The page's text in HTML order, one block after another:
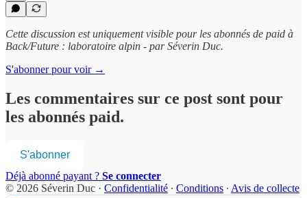
Cette discussion est uniquement visible pour les abonnés de paid à
Back/Future : laboratoire alpin - par Séverin Duc.
S'abonner pour voir →
Les commentaires sur ce post sont pour
les abonnés paid.
S'abonner
Déjà abonné payant ? Se connecter
© 2026 Séverin Duc · Confidentialité ∙ Conditions ∙ Avis de collecte